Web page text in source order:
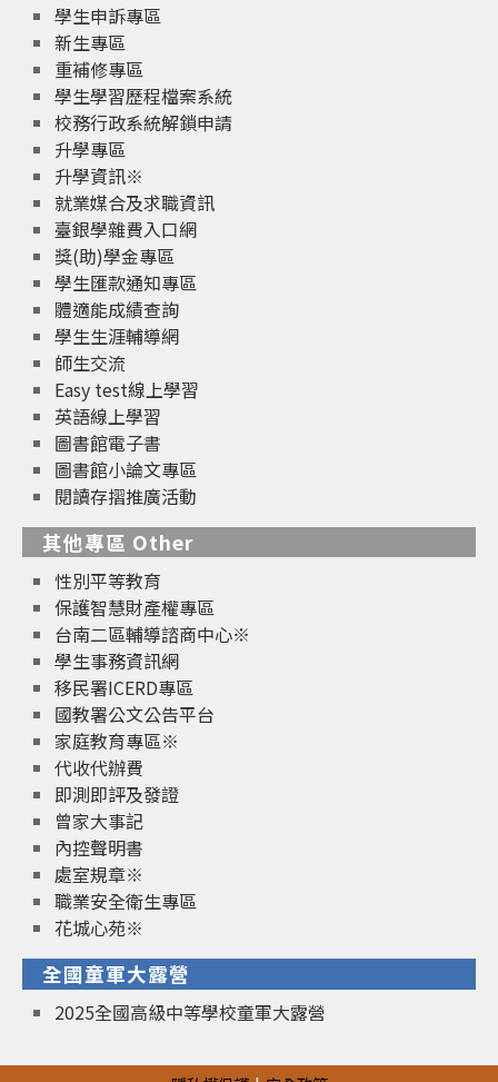
學生申訴專區
新生專區
重補修專區
學生學習歷程檔案系統
校務行政系統解鎖申請
升學專區
升學資訊※
就業媒合及求職資訊
臺銀學雜費入口網
獎(助)學金專區
學生匯款通知專區
體適能成績查詢
學生生涯輔導網
師生交流
Easy test線上學習
英語線上學習
圖書館電子書
圖書館小論文專區
閱讀存摺推廣活動
其他專區 Other
性別平等教育
保護智慧財產權專區
台南二區輔導諮商中心※
學生事務資訊網
移民署ICERD專區
國教署公文公告平台
家庭教育專區※
代收代辦費
即測即評及發證
曾家大事記
內控聲明書
處室規章※
職業安全衛生專區
花城心苑※
全國童軍大露營
2025全國高級中等學校童軍大露營